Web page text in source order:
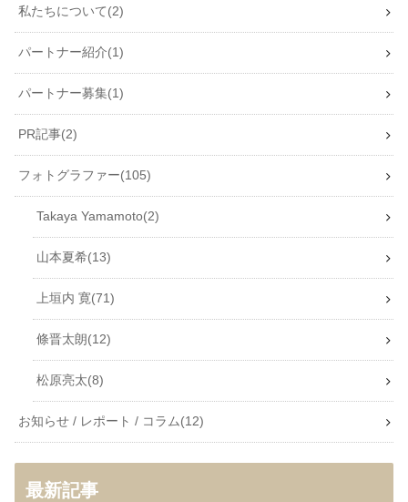
私たちについて 2
パートナー紹介 1
パートナー募集 1
PR記事 2
フォトグラファー 105
Takaya Yamamoto 2
山本夏希 13
上垣内 寛 71
條晋太朗 12
松原亮太 8
お知らせ / レポート / コラム 12
最新記事